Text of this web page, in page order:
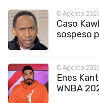
8 Agosto
Caso
sospeso
8 Agosto
Enes
WNBA